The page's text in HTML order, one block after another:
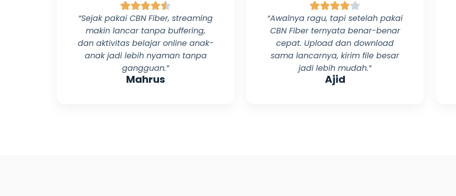
“Sejak pakai CBN Fiber, streaming
makin lancar tanpa buffering,
dan aktivitas belajar online anak-
anak jadi lebih nyaman tanpa
gangguan.”
Mahrus
“Awalnya ragu, tapi setelah pakai
CBN Fiberternyata benar-benar
cepat. Upload dan download
sama lancarnya, kirim file besar
jadi lebih mudah.”
Ajid